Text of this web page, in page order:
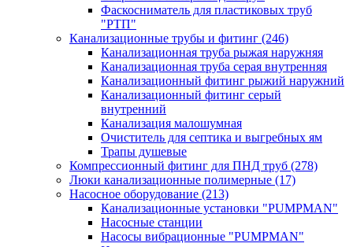
Фаскосниматель для пластиковых труб
"РТП"
Канализационные трубы и фитинг (246)
Канализационная труба рыжая наружняя
Канализационная труба серая внутренняя
Канализационный фитинг рыжий наружний
Канализационный фитинг серый
внутренний
Канализация малошумная
Очиститель для септика и выгребных ям
Трапы душевые
Компрессионный фитинг для ПНД труб (278)
Люки канализационные полимерные (17)
Насосное оборудование (213)
Канализационные установки "PUMPMAN"
Насосные станции
Насосы вибрационные "PUMPMAN"